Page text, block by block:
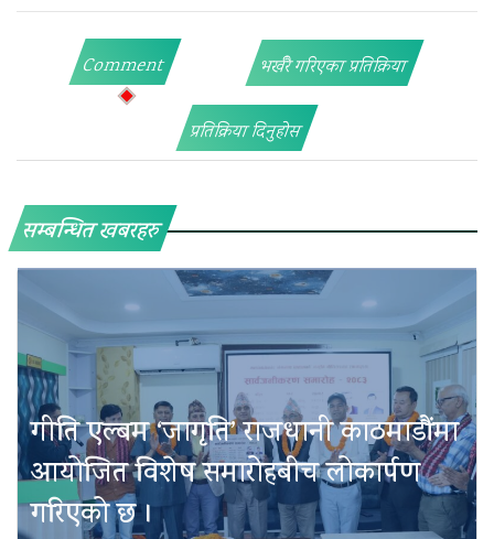
Comment भर्खरै गरिएका प्रतिक्रिया
प्रतिक्रिया दिनुहोस
सम्बन्धित खबरहरु
गीति एल्बम ‘जागृति’ राजधानी काठमाडौंमा
आयोजित विशेष समारोहबीच लोकार्पण
गरिएको छ ।